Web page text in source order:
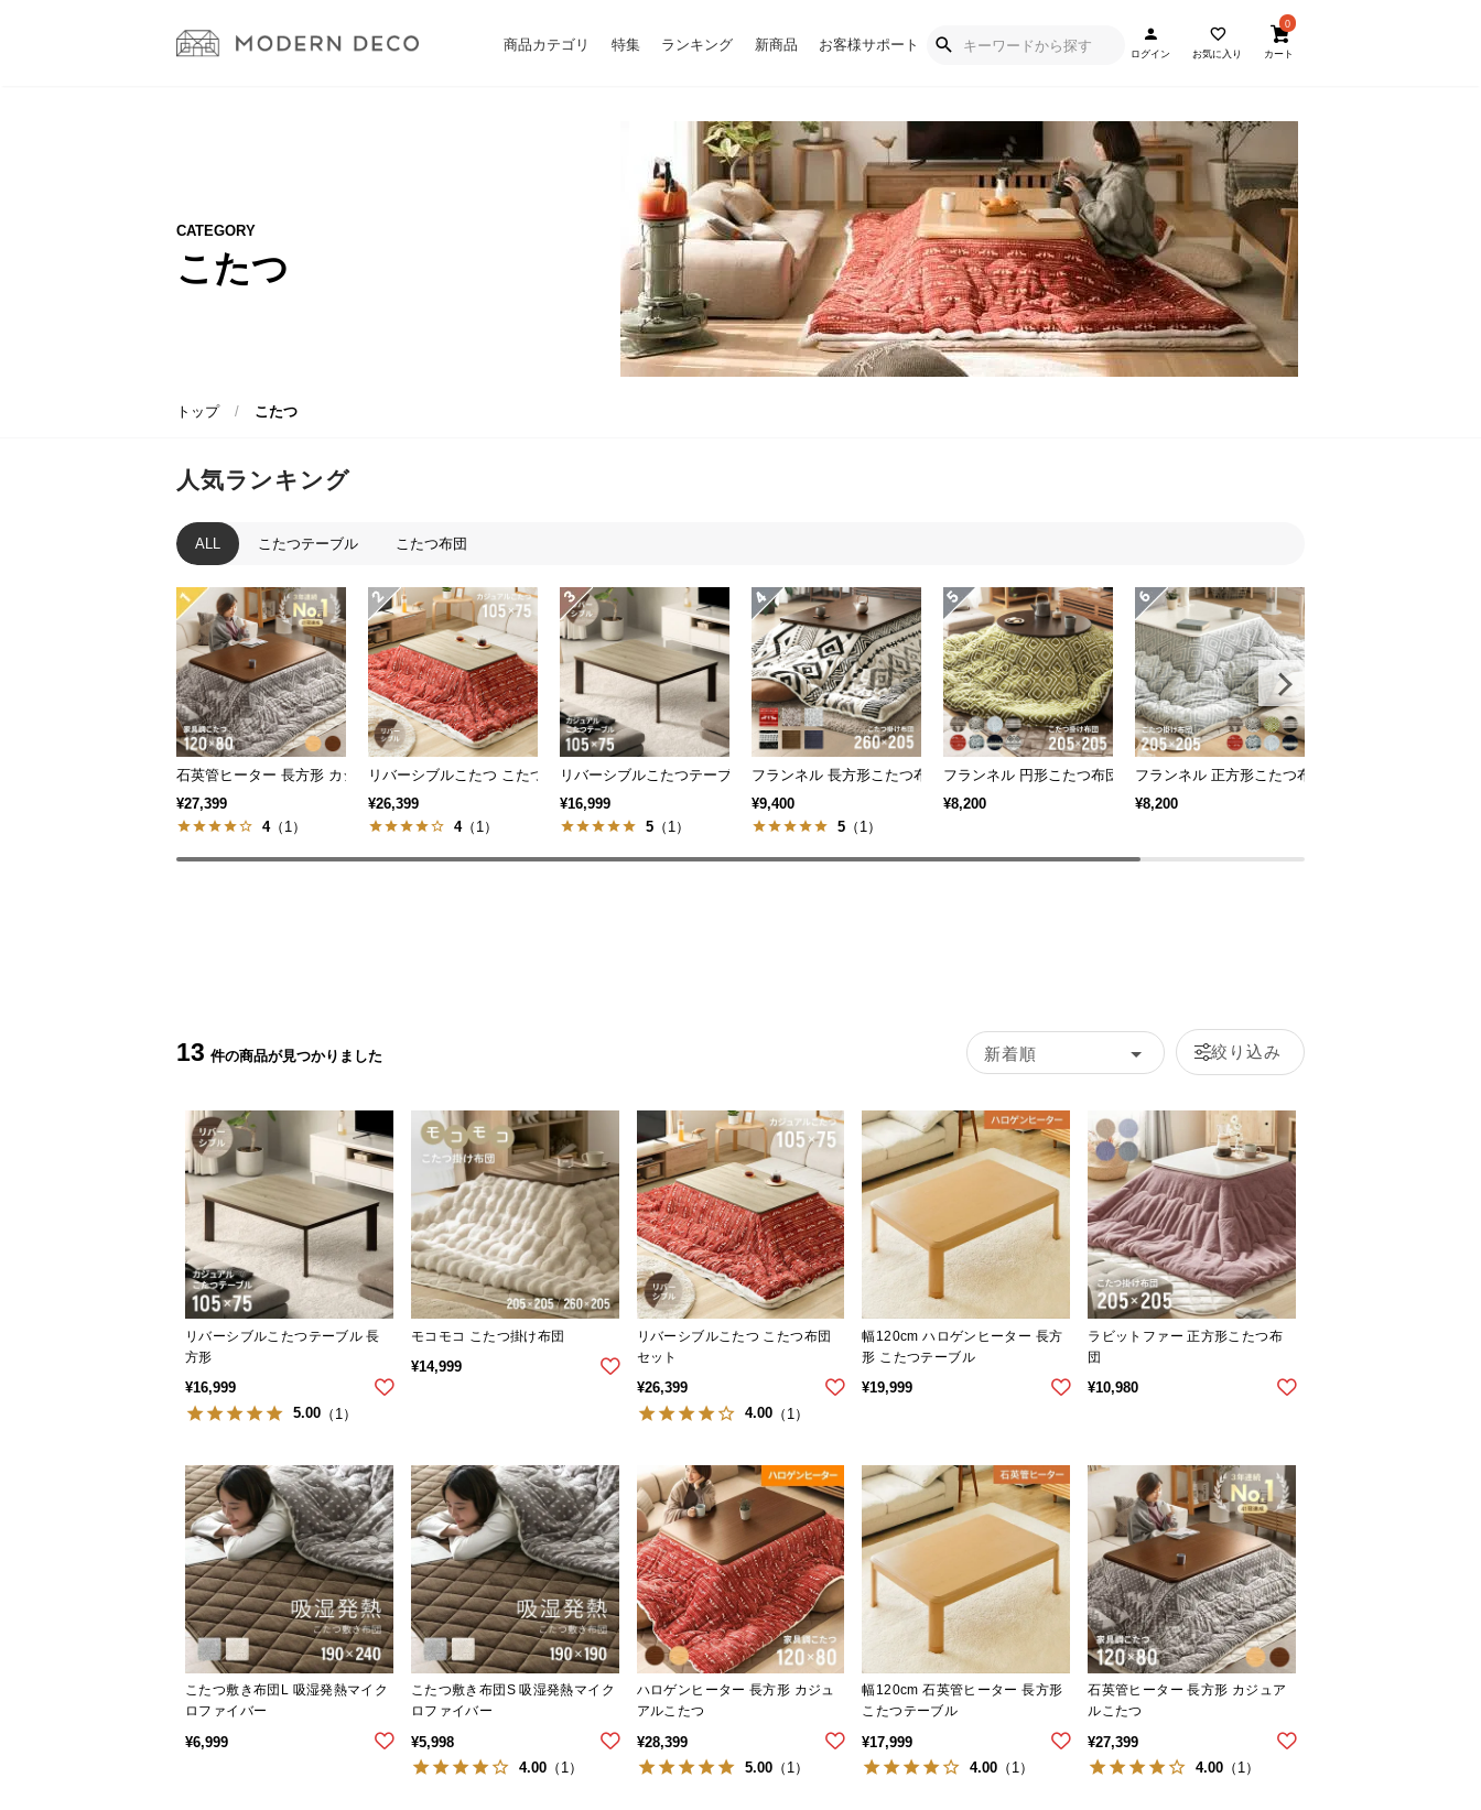
商品カテゴリ 特集 ランキング 新商品 お客様サポート
ログイン お気に入り
0
カート
CATEGORY
こたつ
トップ こたつ
人気ランキング
ALL こたつテーブル こたつ布団
石英管ヒーター 長方形 カジュアルこたつ
¥27,399
4（1）
リバーシブルこたつ こたつ布団セット
¥26,399
4（1）
リバーシブルこたつテーブル 長方形
¥16,999
5 （1）
フランネル 長方形こたつ布団
¥9,400
5 （1）
フランネル 円形こたつ布団
¥8,200
フランネル 正方形こたつ布団
¥8,200
13 新着順 絞り込み
リバーシブルこたつテーブル 長
方形
¥16,999
5.00 （1）
モコモコ こたつ掛け布団
¥14,999
リバーシブルこたつ こたつ布団
セット
¥26,399
4.00（1）
幅120cm ハロゲンヒーター 長方
形 こたつテーブル
¥19,999
ラビットファー 正方形こたつ布
団
¥10,980
こたつ敷き布団L 吸湿発熱マイク
ロファイバー
¥6,999
こたつ敷き布団S 吸湿発熱マイク
ロファイバー
¥5,998
4.00（1）
ハロゲンヒーター 長方形 カジュ
アルこたつ
¥28,399
5.00（1）
幅120cm 石英管ヒーター 長方形
こたつテーブル
¥17,999
4.00 （1）
石英管ヒーター 長方形 カジュア
ルこたつ
¥27,399
4.00 （1）